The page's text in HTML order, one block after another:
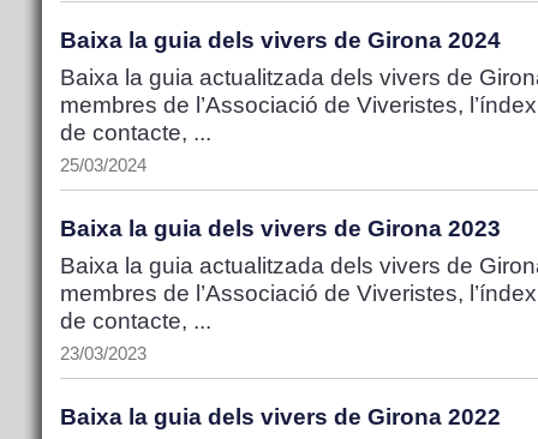
Baixa la guia dels vivers de Girona 2024
Baixa la guia actualitzada dels vivers de
membres de l’Associació de Viveristes,
de contacte, ...
25/03/2024
Baixa la guia dels vivers de Girona 2023
Baixa la guia actualitzada dels vivers de
membres de l’Associació de Viveristes,
de contacte, ...
23/03/2023
Baixa la guia dels vivers de Girona 2022